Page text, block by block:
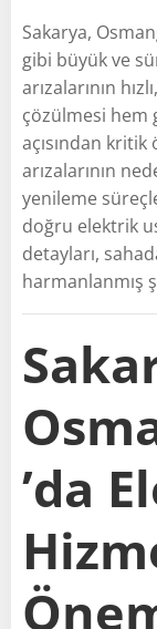
Sakarya,
gibi büyük ve
arızalarının
çözülmesi hem
açısından
arızalarının
yenileme
doğru elektrik
detayları,
harmanlanmış
’da